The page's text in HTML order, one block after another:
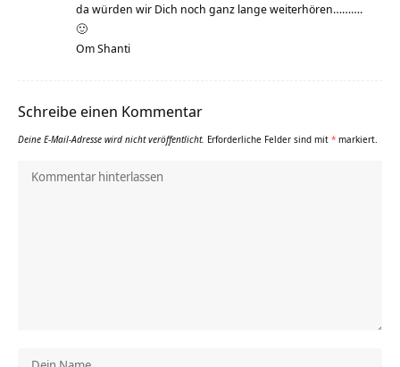
da würden wir Dich noch ganz lange weiterhören……….
🙂
Om Shanti
Schreibe einen Kommentar
Deine E-Mail-Adresse wird nicht veröffentlicht. Erforderliche Felder sind mit * markiert.